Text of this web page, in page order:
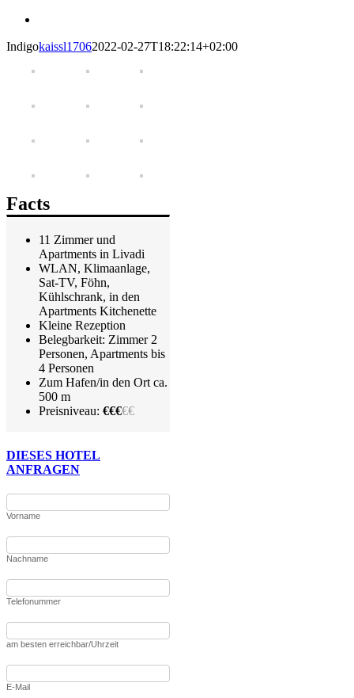
Image
Indigokaissl17062022-02-27T18:22:14+02:00
Facts
11 Zimmer und
Apartments in Livadi
WLAN, Klimaanlage,
Sat-TV, Föhn,
Kühlschrank, in den
Apartments Kitchenette
Kleine Rezeption
Belegbarkeit: Zimmer 2
Personen, Apartments bis
4 Personen
Zum Hafen/in den Ort ca.
500 m
Preisniveau: €€€€€
DIESES HOTEL
ANFRAGEN
Vorname
Nachname
Telefonummer
am besten erreichbar/Uhrzeit
E-Mail